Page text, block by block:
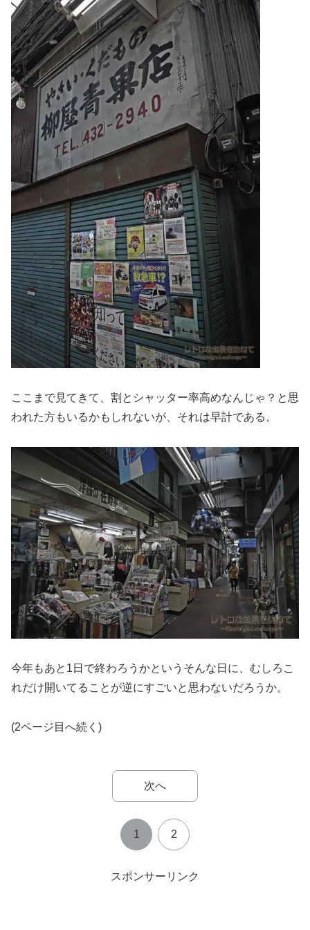
ここまで見てきて、割とシャッター率高めなんじゃ？と思
われた方もいるかもしれないが、それは早計である。
今年もあと1日で終わろうかというそんな日に、むしろこ
れだけ開いてることが逆にすごいと思わないだろうか。
(2ページ目へ続く)
次へ
1 2
スポンサーリンク